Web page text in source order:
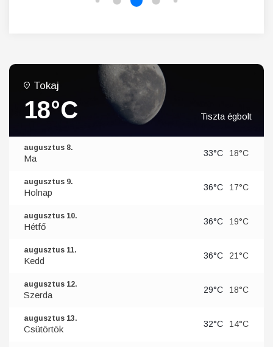
Tokaj
18°C Tiszta égbolt
augusztus 8.
Ma 33°C 18°C
augusztus 9.
Holnap 36°C 17°C
augusztus 10.
Hétfő 36°C 19°C
augusztus 11.
Kedd 36°C 21°C
augusztus 12.
Szerda 29°C 18°C
augusztus 13.
Csütörtök 32°C 14°C